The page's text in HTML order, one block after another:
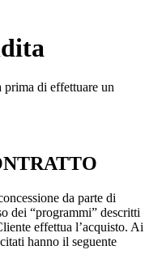
di effettuare un
da parte di
dei “programmi” descritti
effettua l’acquisto. Ai
hanno il seguente